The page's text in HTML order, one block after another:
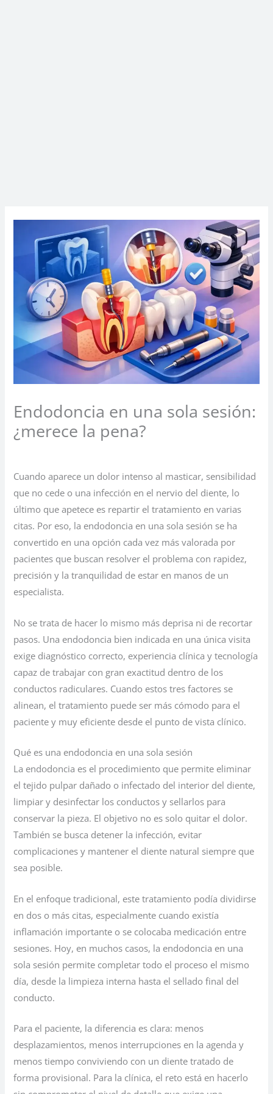
Endodoncia en una sola sesión:
¿merece la pena?
Cuando aparece un dolor intenso al masticar, sensibilidad
que no cede o una infección en el nervio del diente, lo
último que apetece es repartir el tratamiento en varias
citas. Por eso, la endodoncia en una sola sesión se ha
convertido en una opción cada vez más valorada por
pacientes que buscan resolver el problema con rapidez,
precisión y la tranquilidad de estar en manos de un
especialista.
No se trata de hacer lo mismo más deprisa ni de recortar
pasos. Una endodoncia bien indicada en una única visita
exige diagnóstico correcto, experiencia clínica y tecnología
capaz de trabajar con gran exactitud dentro de los
conductos radiculares. Cuando estos tres factores se
alinean, el tratamiento puede ser más cómodo para el
paciente y muy eficiente desde el punto de vista clínico.
Qué es una endodoncia en una sola sesión
La endodoncia es el procedimiento que permite eliminar
el tejido pulpar dañado o infectado del interior del diente,
limpiar y desinfectar los conductos y sellarlos para
conservar la pieza. El objetivo no es solo quitar el dolor.
También se busca detener la infección, evitar
complicaciones y mantener el diente natural siempre que
sea posible.
En el enfoque tradicional, este tratamiento podía dividirse
en dos o más citas, especialmente cuando existía
inflamación importante o se colocaba medicación entre
sesiones. Hoy, en muchos casos, la endodoncia en una
sola sesión permite completar todo el proceso el mismo
día, desde la limpieza interna hasta el sellado final del
conducto.
Para el paciente, la diferencia es clara: menos
desplazamientos, menos interrupciones en la agenda y
menos tiempo conviviendo con un diente tratado de
forma provisional. Para la clínica, el reto está en hacerlo